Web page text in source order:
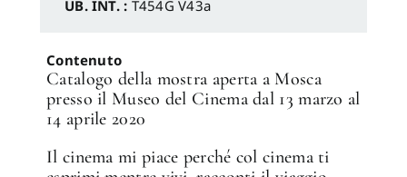
UB. INT. : T454G V43a
Contenuto
Catalogo della mostra aperta a Mosca
presso il Museo del Cinema dal 13 marzo al
14 aprile 2020
Il cinema mi piace perché col cinema ti